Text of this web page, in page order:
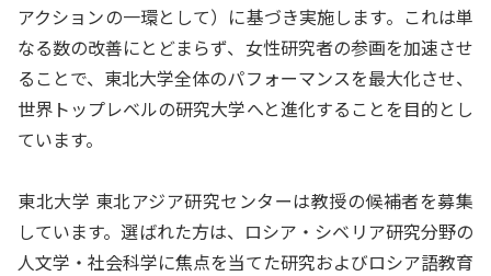
アクションの一環として）に基づき実施します。これは単
なる数の改善にとどまらず、女性研究者の参画を加速させ
ることで、東北大学全体のパフォーマンスを最大化させ、
世界トップレベルの研究大学へと進化することを目的とし
ています。
東北大学 東北アジア研究センターは教授の候補者を募集
しています。選ばれた方は、ロシア・シベリア研究分野の
人文学・社会科学に焦点を当てた研究およびロシア語教育